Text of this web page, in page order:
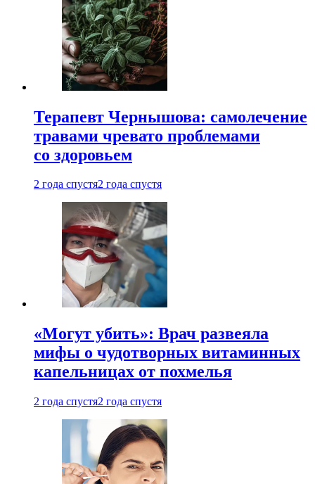
Терапевт Чернышова: самолечение
травами чревато проблемами
со здоровьем
2 года спустя2 года спустя
«Могут убить»: Врач развеяла
мифы о чудотворных витаминных
капельницах от похмелья
2 года спустя2 года спустя